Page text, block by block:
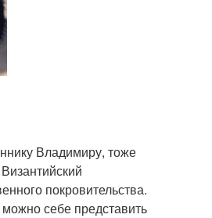
Владимиру, тоже
покровительства.
себе представить